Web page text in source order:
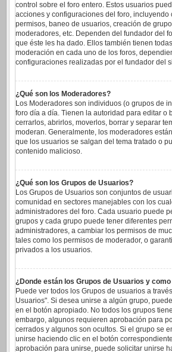
control sobre el foro entero. Estos usuarios
acciones y configuraciones del foro, incluyendo
permisos, baneo de usuarios, creación de
moderadores, etc. Dependen del fundador del
que éste les ha dado. Ellos también tienen
moderación en cada uno de los foros,
configuraciones realizadas por el fundador del
¿Qué son los Moderadores?
Los Moderadores son individuos (o grupos de
foro día a día. Tienen la autoridad para editar o
cerrarlos, abrirlos, moverlos, borrar y separar
moderan. Generalmente, los moderadores
que los usuarios se salgan del tema tratado o
contenido malicioso.
¿Qué son los Grupos de Usuarios?
Los Grupos de Usuarios son conjuntos de
comunidad en sectores manejables con los
administradores del foro. Cada usuario puede
grupos y cada grupo puede tener diferentes
administradores, a cambiar los permisos de
tales como los permisos de moderador, o
privados a los usuarios.
¿Donde están los Grupos de Usuarios y
Puede ver todos los Grupos de usuarios a
Usuarios". Si desea unirse a algún grupo,
en el botón apropiado. No todos los grupos
embargo, algunos requieren aprobación para
cerrados y algunos son ocultos. Si el grupo se
unirse haciendo clic en el botón
aprobación para unirse, puede solicitar unirse